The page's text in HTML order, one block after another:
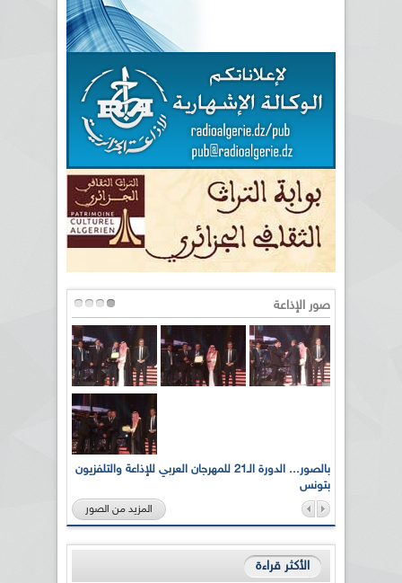
صور الإذاعة
بالصور... الدورة الـ21 للمهرجان العربي للإذاعة والتلفزيون
بتونس
المزيد من الصور
الأكثر قراءة